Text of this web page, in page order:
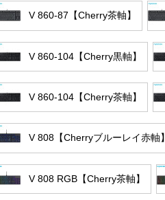
V 860-87【Cherry茶軸】
V 860-104【Cherry黒軸】
V 860-104【Cherry茶軸】
V 808【Cherryブルーレイ赤軸】
V 808 RGB【Cherry茶軸】